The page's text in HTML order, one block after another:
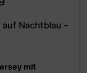
Nachtblau –
mit